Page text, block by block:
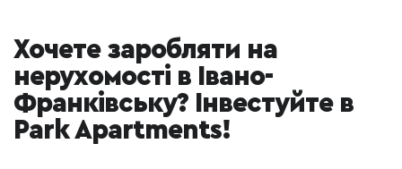
Хочете заробляти на
нерухомості в Івано-
Франківську? Інвестуйте в
Park Apartments!